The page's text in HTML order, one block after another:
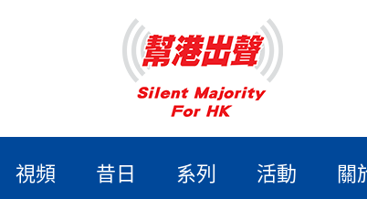
視頻 昔日 系列 活動 關